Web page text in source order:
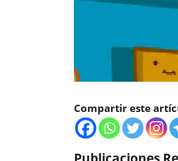
Compartir este